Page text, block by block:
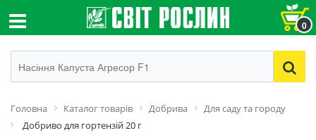
0
Головна Каталог товарів Добрива
Для саду та городу
Добриво для гортензій 20 г